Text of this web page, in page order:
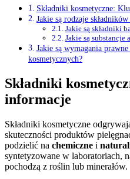
Składniki kosmetyczne:
Jakie są rodzaje
Jakie są składniki
Jakie są substancje
Jakie są wymagania
kosmetycznych?
Składniki
informacje
Składniki kosmetyczne
skuteczności produktów
podzielić na chemiczne i
syntetyzowane w laboratoriach,
pochodzą z roślin lub minerałów.